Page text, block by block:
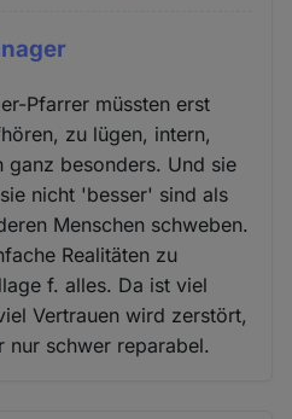
Pfarrer müssten erst
zu lügen, intern,
ganz besonders. Und sie
nicht 'besser' sind als
Menschen schweben.
Realitäten zu
f. alles. Da ist viel
Vertrauen wird zerstört,
nur schwer reparabel.